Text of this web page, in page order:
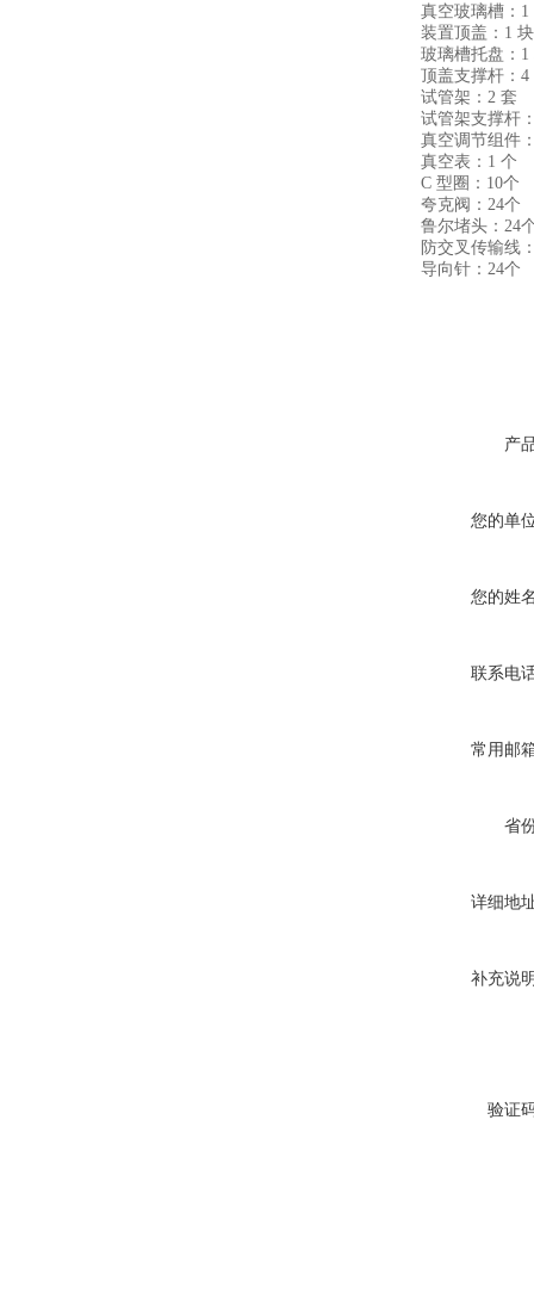
真空玻璃槽：1
装置顶盖：1 块
玻璃槽托盘：1
顶盖支撑杆：4
试管架：2 套
试管架支撑杆
真空调节组件
真空表：1 个
C 型圈：10个
夸克阀：24个
鲁尔堵头：24
防交叉传输线：
导向针：24个
产
您的单
您的姓
联系电
常用邮
省
详细地
补充说
验证